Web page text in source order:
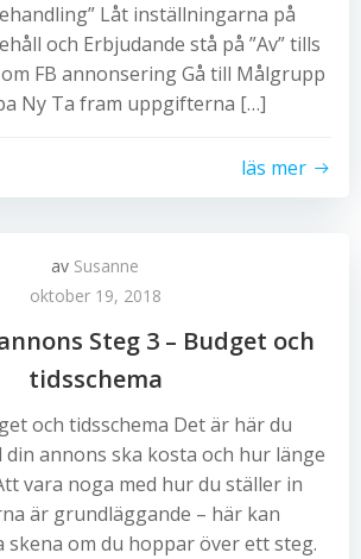
Låt inställningarna på
och Erbjudande stå på ”Av” tills
FB annonsering Gå till Målgrupp
Ny Ta fram uppgifterna […]
läs mer
av Susanne
oktober 19, 2018
Steg 3 – Budget och
tidsschema
och tidsschema Det är här du
din annons ska kosta och hur länge
vara noga med hur du ställer in
är grundläggande – här kan
skena om du hoppar över ett steg.